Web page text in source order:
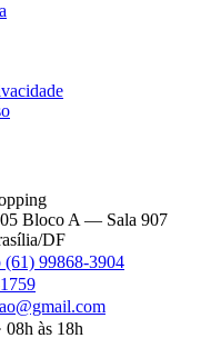
Bloco A — Sala 907
DF
(61) 99868-3904
08h às 18h